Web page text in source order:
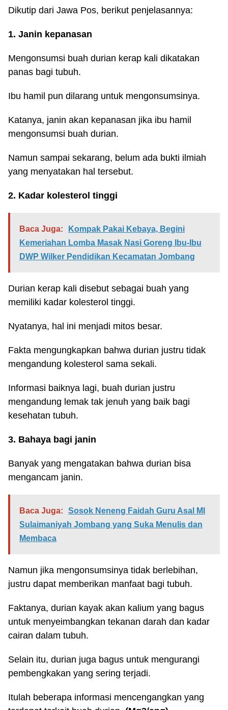
Dikutip dari Jawa Pos, berikut penjelasannya:
1. Janin kepanasan
Mengonsumsi buah durian kerap kali dikatakan
panas bagi tubuh.
Ibu hamil pun dilarang untuk mengonsumsinya.
Katanya, janin akan kepanasan jika ibu hamil
mengonsumsi buah durian.
Namun sampai sekarang, belum ada bukti ilmiah
yang menyatakan hal tersebut.
2. Kadar kolesterol tinggi
Baca Juga:
Kompak Pakai Kebaya, Begini
Kemeriahan Lomba Masak Nasi Goreng Ibu-Ibu
DWP Wilker Pendidikan Kecamatan Jombang
Durian kerap kali disebut sebagai buah yang
memiliki kadar kolesterol tinggi.
Nyatanya, hal ini menjadi mitos besar.
Fakta mengungkapkan bahwa durian justru tidak
mengandung kolesterol sama sekali.
Informasi baiknya lagi, buah durian justru
mengandung lemak tak jenuh yang baik bagi
kesehatan tubuh.
3. Bahaya bagi janin
Banyak yang mengatakan bahwa durian bisa
mengancam janin.
Baca Juga:
Sosok Neneng Faidah Guru Asal MI
Sulaimaniyah Jombang yang Suka Menulis dan
Membaca
Namun jika mengonsumsinya tidak berlebihan,
justru dapat memberikan manfaat bagi tubuh.
Faktanya, durian kayak akan kalium yang bagus
untuk menyeimbangkan tekanan darah dan kadar
cairan dalam tubuh.
Selain itu, durian juga bagus untuk mengurangi
pembengkakan yang sering terjadi.
Itulah beberapa informasi mencengangkan yang